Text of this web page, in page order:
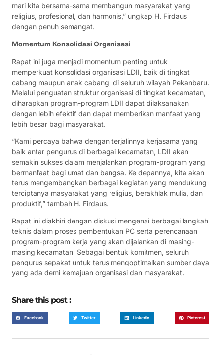
mari kita bersama-sama membangun masyarakat yang
religius, profesional, dan harmonis,” ungkap H. Firdaus
dengan penuh semangat.
Momentum Konsolidasi Organisasi
Rapat ini juga menjadi momentum penting untuk
memperkuat konsolidasi organisasi LDII, baik di tingkat
cabang maupun anak cabang, di seluruh wilayah Pekanbaru.
Melalui penguatan struktur organisasi di tingkat kecamatan,
diharapkan program-program LDII dapat dilaksanakan
dengan lebih efektif dan dapat memberikan manfaat yang
lebih besar bagi masyarakat.
“Kami percaya bahwa dengan terjalinnya kerjasama yang
baik antar pengurus di berbagai kecamatan, LDII akan
semakin sukses dalam menjalankan program-program yang
bermanfaat bagi umat dan bangsa. Ke depannya, kita akan
terus mengembangkan berbagai kegiatan yang mendukung
terciptanya masyarakat yang religius, berakhlak mulia, dan
produktif,” tambah H. Firdaus.
Rapat ini diakhiri dengan diskusi mengenai berbagai langkah
teknis dalam proses pembentukan PC serta perencanaan
program-program kerja yang akan dijalankan di masing-
masing kecamatan. Sebagai bentuk komitmen, seluruh
pengurus sepakat untuk terus mengoptimalkan sumber daya
yang ada demi kemajuan organisasi dan masyarakat.
Share this post :
Facebook Twitter LinkedIn Pinterest